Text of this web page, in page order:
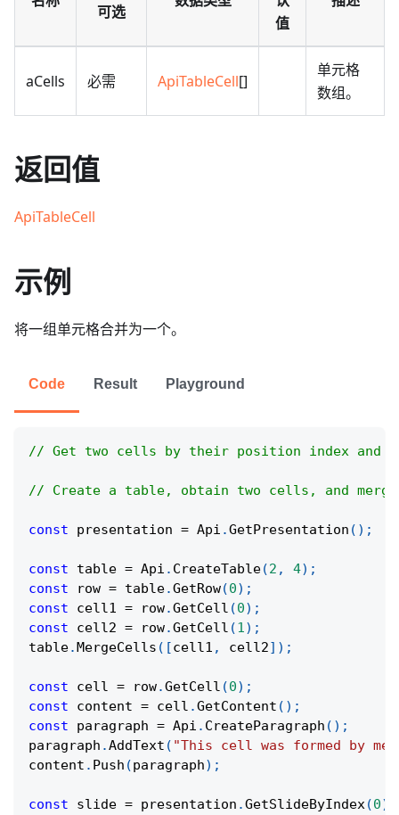
可选
值
aCells 必需 ApiTableCell[]
单元格
数组。
返回值
ApiTableCell
示例
将一组单元格合并为一个。
Code Result Playground
// Get two cells by their position index and
// Create a table, obtain two cells, and
const presentation = Api .GetPresentation ( ) ;
const table = Api . CreateTable(2 , 4) ;
const row = table.GetRow(0) ;
const cell1 = row.GetCell (0) ;
const cell2 = row.GetCell (1) ;
table. MergeCells ( [cell1 , cell2] ) ;
const cell = row.GetCell (0) ;
const content = cell .GetContent ( ) ;
const paragraph = Api . CreateParagraph ( ) ;
paragraph .AddText ( "This cell was formed by
content . Push (paragraph) ;
const slide = presentation .GetSlideByIndex(0)